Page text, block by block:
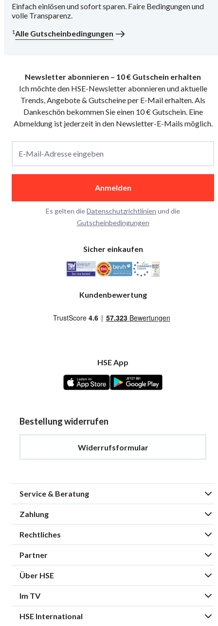
Einfach einlösen und sofort sparen. Faire Bedingungen und
volle Transparenz.
1Alle Gutscheinbedingungen
Newsletter abonnieren – 10 € Gutschein erhalten
Ich möchte den HSE-Newsletter abonnieren und aktuelle
Trends, Angebote & Gutscheine per E-Mail erhalten. Als
Dankeschön bekommen Sie einen 10 € Gutschein. Eine
Abmeldung ist jederzeit in den Newsletter-E-Mails möglich.
E-Mail-Adresse eingeben
Anmelden
Es gelten dieDatenschutzrichtlinien und die
Gutscheinbedingungen
Sicher einkaufen
Kundenbewertung
HSE App
Bestellung widerrufen
Widerrufsformular
Service & Beratung
Zahlung
Rechtliches
Partner
Über HSE
Im TV
HSE International